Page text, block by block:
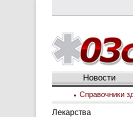
Новости
Справочники
Лекарства